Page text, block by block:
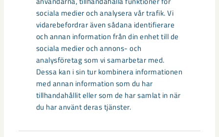
sociala medier och analysera vår trafik. Vi
vidarebefordrar även sådana identifierare
och annan information från din enhet till de
sociala medier och annons- och
analysföretag som vi samarbetar med.
Dessa kan i sin tur kombinera informationen
med annan information som du har
tillhandahållit eller som de har samlat in när
du har använt deras tjänster.